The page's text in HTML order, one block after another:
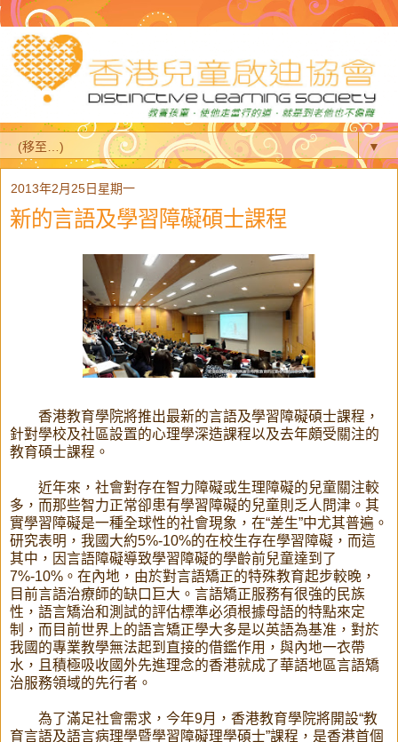
▼
2013年2月25日星期一
新的言語及學習障礙碩士課程
香港教育學院將推出最新的言語及學習障礙碩士課程，
針對學校及社區設置的心理學深造課程以及去年頗受關注的
教育碩士課程。
近年來，社會對存在智力障礙或生理障礙的兒童關注較
多，而那些智力正常卻患有學習障礙的兒童則乏人問津。其
實學習障礙是一種全球性的社會現象，在“差生”中尤其普遍。
研究表明，我國大約5%-10%的在校生存在學習障礙，而這
其中，因言語障礙導致學習障礙的學齡前兒童達到了
7%-10%。在內地，由於對言語矯正的特殊教育起步較晚，
目前言語治療師的缺口巨大。言語矯正服務有很強的民族
性，語言矯治和測試的評估標準必須根據母語的特點來定
制，而目前世界上的語言矯正學大多是以英語為基准，對於
我國的專業教學無法起到直接的借鑑作用，與內地一衣帶
水，且積極吸收國外先進理念的香港就成了華語地區言語矯
治服務領域的先行者。
為了滿足社會需求，今年9月，香港教育學院將開設“教
育言語及語言病理學暨學習障礙理學碩士”課程，是香港首個